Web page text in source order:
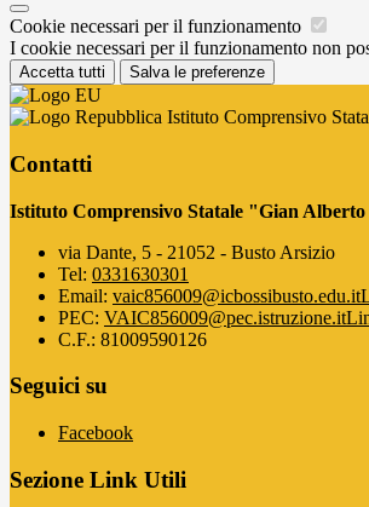
Cookie necessari per il funzionamento
I cookie necessari per il funzionamento non
Accetta tutti Salva le preferenze
Istituto Comprensivo
Contatti
Istituto Comprensivo Statale "Gian Alberto
via Dante, 5 - 21052 - Busto Arsizio
Tel: 0331630301
Email: vaic856009@icbossibusto.edu.it
PEC: VAIC856009@pec.istruzione.it
C.F.: 81009590126
Seguici su
Facebook
Sezione Link Utili